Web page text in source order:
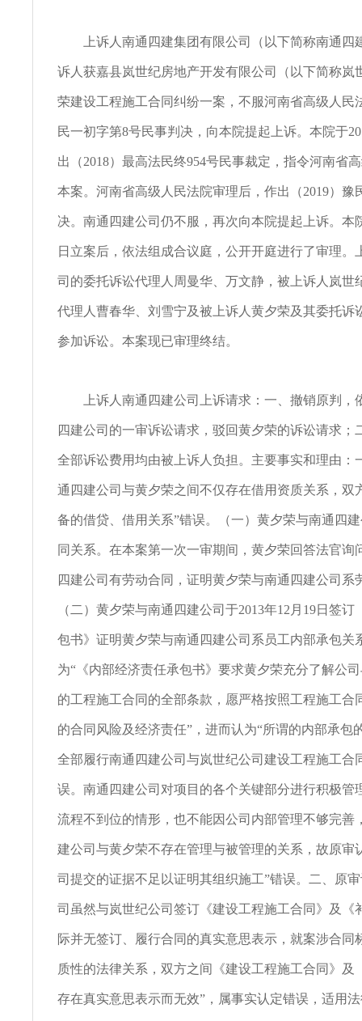
上诉人南通四建集团有限公司（以下简称南通四
诉人获嘉县岚世纪房地产开发有限公司（以下简称岚
荣建设工程施工合同纠纷一案，不服河南省高级人民
民一初字第8号民事判决，向本院提起上诉。本院于
出（2018）最高法民终954号民事裁定，指令河南省
本案。河南省高级人民法院审理后，作出（2019）豫
决。南通四建公司仍不服，再次向本院提起上诉。本
日立案后，依法组成合议庭，公开开庭进行了审理。
司的委托诉讼代理人周曼华、万文静，被上诉人岚世
代理人曹春华、刘雪宁及被上诉人黄夕荣及其委托诉
参加诉讼。本案现已审理终结。
上诉人南通四建公司上诉请求：一、撤销原判，
四建公司的一审诉讼请求，驳回黄夕荣的诉讼请求；
全部诉讼费用均由被上诉人负担。主要事实和理由：
通四建公司与黄夕荣之间不仅存在借用资质关系，双
备的借贷、借用关系”错误。（一）黄夕荣与南通四
同关系。在本案第一次一审期间，黄夕荣回答法官询
四建公司有劳动合同，证明黄夕荣与南通四建公司系
（二）黄夕荣与南通四建公司于2013年12月19日签
包书》证明黄夕荣与南通四建公司系员工内部承包关
为“《内部经济责任承包书》要求黄夕荣充分了解公
的工程施工合同的全部条款，愿严格按照工程施工合
的合同风险及经济责任”，进而认为“所谓的内部承包
全部履行南通四建公司与岚世纪公司建设工程施工合
误。南通四建公司对项目的各个关键部分进行积极管
流程不到位的情形，也不能因公司内部管理不够完善
建公司与黄夕荣不存在管理与被管理的关系，故原审
司提交的证据不足以证明其组织施工”错误。二、原
司虽然与岚世纪公司签订《建设工程施工合同》及《
际并无签订、履行合同的真实意思表示，就案涉合同
质性的法律关系，双方之间《建设工程施工合同》及
存在真实意思表示而无效”，属事实认定错误，适用